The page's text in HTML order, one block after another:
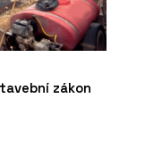
zákon